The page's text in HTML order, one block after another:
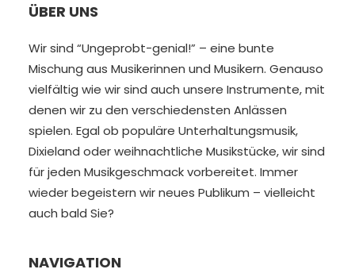
ÜBER UNS
Wir sind “Ungeprobt-genial!” – eine bunte
Mischung aus Musikerinnen und Musikern. Genauso
vielfältig wie wir sind auch unsere Instrumente, mit
denen wir zu den verschiedensten Anlässen
spielen. Egal ob populäre Unterhaltungsmusik,
Dixieland oder weihnachtliche Musikstücke, wir sind
für jeden Musikgeschmack vorbereitet. Immer
wieder begeistern wir neues Publikum – vielleicht
auch bald Sie?
NAVIGATION